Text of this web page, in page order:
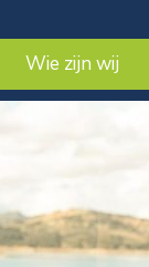
Wie zijn wij